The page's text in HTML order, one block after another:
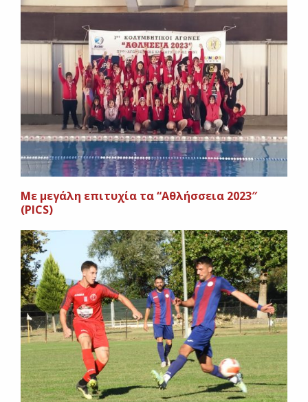
Mε μεγάλη επιτυχία τα “Αθλήσσεια 2023″
(PICS)